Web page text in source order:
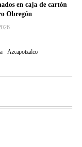
en caja de cartón
Obregón
Azcapotzalco